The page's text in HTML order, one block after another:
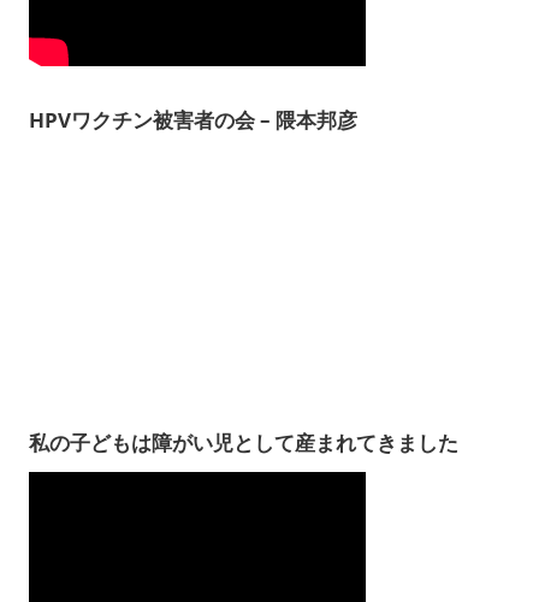
HPVワクチン被害者の会 – 隈本邦彦
私の子どもは障がい児として産まれてきました